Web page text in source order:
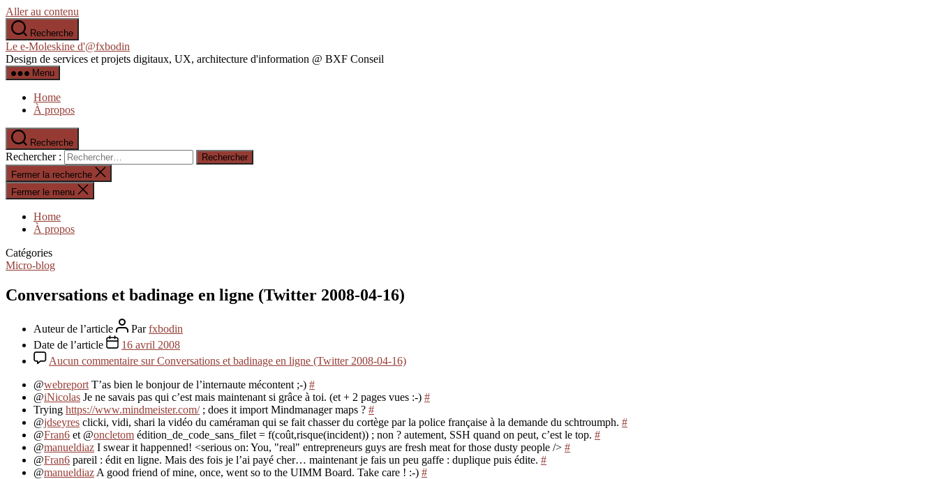
Aller au contenu
Recherche
Le e-Moleskine d'@fxbodin
Design de services et projets digitaux, UX, architecture d'information @ BXF Conseil
Menu
Home
À propos
Recherche
Rechercher :
Fermer la recherche
Fermer le menu
Home
À propos
Catégories
Micro-blog
Conversations et badinage en ligne (Twitter 2008-04-16)
Auteur de l’article Parfxbodin
Date de l’article
16 avril 2008
Aucun commentaire sur Conversations et badinage en ligne (Twitter 2008-04-16)
@webreport T’as bien le bonjour de l’internaute mécontent ;-) #
@iNicolas Je ne savais pas qui c’est mais maintenant si grâce à toi. (et + 2 pages vues :-) #
Trying https://www.mindmeister.com/; does it import Mindmanager maps ? #
@jdseyres clicki, vidi, shari la vidéo du caméraman qui se fait chasser du cortège par la police française à la demande du schtroumph. #
@Fran6 et @oncletom édition_de_code_sans_filet = f(coût,risque(incident)) ; non ? autement, SSH quand on peut, c’est le top. #
@manueldiaz I swear it happenned! <serious on: You, "real" entrepreneurs guys are fresh meat for those dusty people /> #
@Fran6 pareil : édit en ligne. Mais des fois je l’ai payé cher… maintenant je fais un peu gaffe : duplique puis édite. #
@manueldiaz A good friend of mine, once, went so to the UIMM Board. Take care ! :-) #